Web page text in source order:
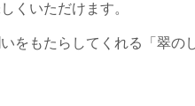
くいただけます。
をもたらしてくれる「翠の